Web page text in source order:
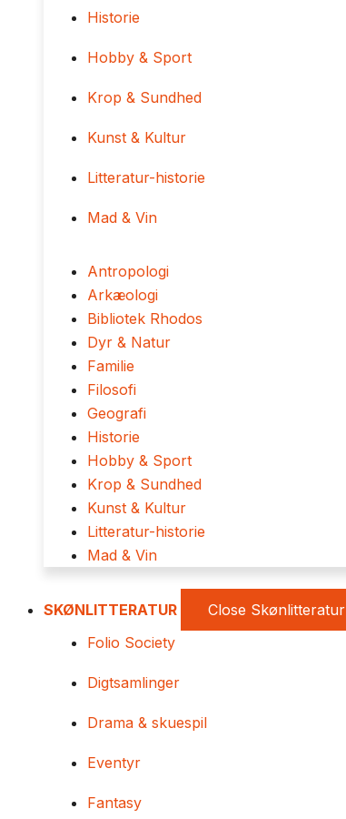
Historie
Hobby & Sport
Krop & Sundhed
Kunst & Kultur
Litteratur-historie
Mad & Vin
Antropologi
Arkæologi
Bibliotek Rhodos
Dyr & Natur
Familie
Filosofi
Geografi
Historie
Hobby & Sport
Krop & Sundhed
Kunst & Kultur
Litteratur-historie
Mad & Vin
SKØNLITTERATUR Close Skønlitteratur
Folio Society
Digtsamlinger
Drama & skuespil
Eventyr
Fantasy